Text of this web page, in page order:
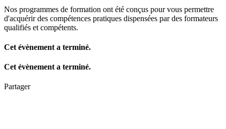
Nos programmes de formation ont été conçus pour vous permettre
d'acquérir des compétences pratiques dispensées par des formateurs
qualifiés et compétents.
Cet évènement a terminé.
Cet évènement a terminé.
Partager